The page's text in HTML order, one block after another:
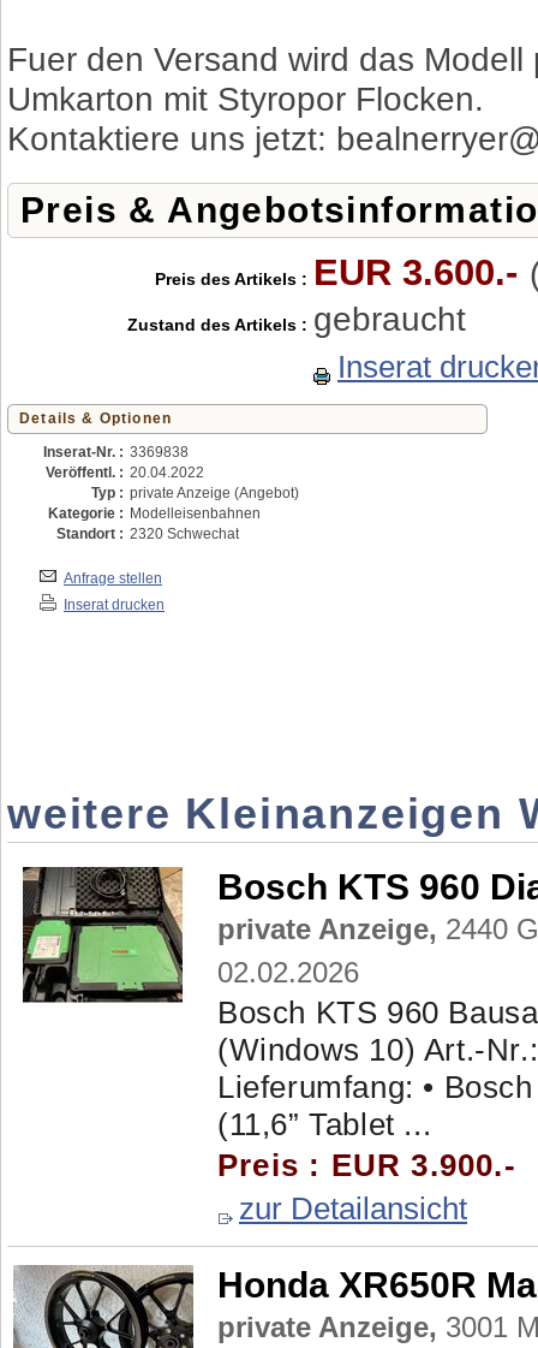
Fuer den Versand wird das
Umkarton mit Styropor Flocken.
Kontaktiere uns jetzt:
Preis &
Preis des Artikels : EUR 3.600.-
Zustand des Artikels : gebraucht
Inserat
Details & Optionen
Inserat-Nr. : 3369838
Veröffentl. : 20.04.2022
Typ : private Anzeige (Angebot)
Kategorie : Modelleisenbahnen
Standort : 2320 Schwechat
Anfrage stellen
Inserat drucken
weitere Kleinanzeigen
Bosch KTS 960
private Anzeige, 2440
02.02.2026
Bosch KTS 960
(Windows 10) Art.-
Lieferumfang: •
(11,6” Tablet ...
Preis : EUR 3.900.-
zur Detailansicht
Honda XR650R
private Anzeige, 3001